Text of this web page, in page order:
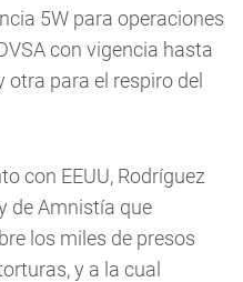
5W para operaciones
con vigencia hasta
otra para el respiro del
con EEUU, Rodríguez
de Amnistía que
los miles de presos
y a la cual